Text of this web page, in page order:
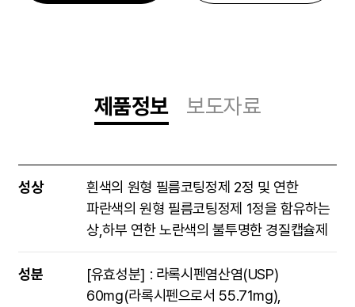
제품정보 보도자료
성상
흰색의 원형 필름코팅정제 2정 및 연한
파란색의 원형 필름코팅정제 1정을 함유하는
상,하부 연한 노란색의 불투명한 경질캡슐제
성분
[유효성분] : 라록시펜염산염(USP)
60mg(라록시펜으로서 55.71mg),